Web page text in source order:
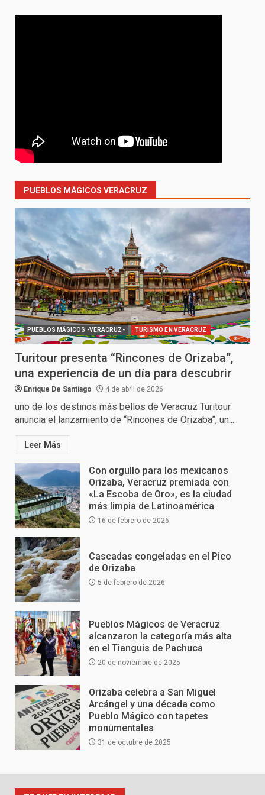
PUEBLOS MÁGICOS VERACRUZ
PUEBLOS MÁGICOS -VERACRUZ- TURISMO EN VERACRUZ
Turitour presenta “Rincones de Orizaba”,
una experiencia de un día para descubrir
Enrique De Santiago 4 de abril de 2026
uno de los destinos más bellos de Veracruz Turitour
anuncia el lanzamiento de “Rincones de Orizaba”, un...
Leer Más
Con orgullo para los mexicanos
Orizaba, Veracruz premiada con
«La Escoba de Oro», es la ciudad
más limpia de Latinoamérica
16 de febrero de 2026
Cascadas congeladas en el Pico
de Orizaba
5 de febrero de 2026
Pueblos Mágicos de Veracruz
alcanzaron la categoría más alta
en el Tianguis de Pachuca
20 de noviembre de 2025
Orizaba celebra a San Miguel
Arcángel y una década como
Pueblo Mágico con tapetes
monumentales
31 de octubre de 2025